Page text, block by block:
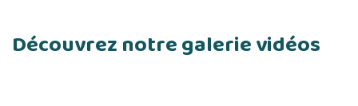
Découvrez notre galerie vidéos